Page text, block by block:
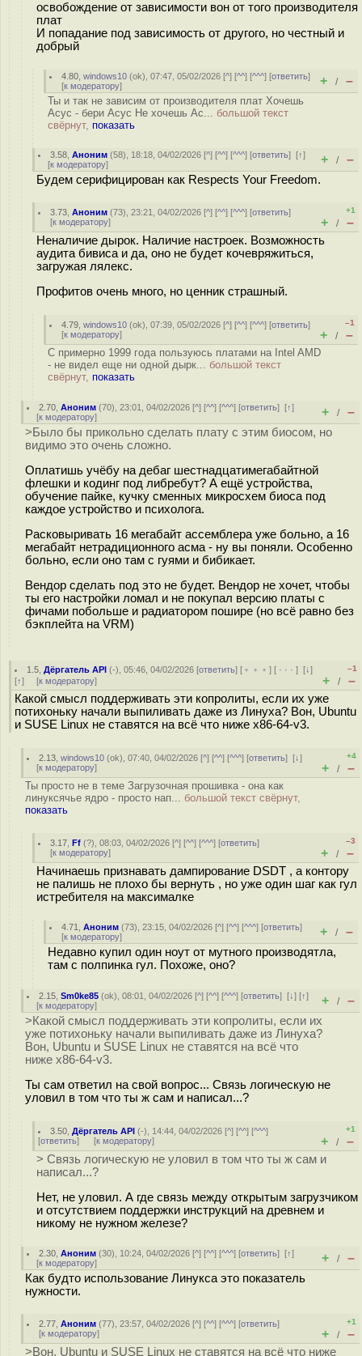
освобождение от зависимости вон от того производителя
плат
И попадание под зависимость от другого, но честный и
добрый
4.80 ,windows10 (ok), 07:47, 05/02/2026 [^] [^^] [^^^] [ответить]
[к модератору] + / –
Ты и так не зависим от производителя плат Хочешь
Асус - бери Асус Не хочешь Ас... большой текст
свёрнут, показать
3.58 ,Аноним (58), 18:18, 04/02/2026 [^] [^^] [^^^] [ответить][↑]
[к модератору] + / –
Будем серифицирован как Respects Your Freedom.
3.73 ,Аноним (73), 23:21, 04/02/2026 [^] [^^] [^^^] [ответить]
[к модератору]
+1
+ / –
Неналичие дырок. Наличие настроек. Возможность
аудита бивиса и да, оно не будет кочевряжиться,
загружая лялекс.
Профитов очень много, но ценник страшный.
4.79 ,windows10 (ok), 07:39, 05/02/2026 [^] [^^] [^^^] [ответить]
[к модератору]
–1
+ / –
С примерно 1999 года пользуюсь платами на Intel AMD
- не видел еще ни одной дырк... большой текст
свёрнут, показать
2.70 ,Аноним (70), 23:01, 04/02/2026 [^] [^^] [^^^] [ответить][↑]
[к модератору] + / –
>Было бы прикольно сделать плату c этим биосом, но
видимо это очень сложно.
Оплатишь учёбу на дебаг шестнадцатимегабайтной
флешки и кодинг под либребут? А ещё устройства,
обучение пайке, кучку сменных микросхем биоса под
каждое устройство и психолога.
Расковыривать 16 мегабайт ассемблера уже больно, а 16
мегабайт нетрадиционного асма - ну вы поняли. Особенно
больно, если оно там с гуями и бибикает.
Вендор сделать под это не будет. Вендор не хочет, чтобы
ты его настройки ломал и не покупал версию платы с
фичами побольше и радиатором пошире (но всё равно без
бэкплейта на VRM)
1.5 ,Дёргатель API (-), 05:46, 04/02/2026 [ответить] [ ﹢﹢﹢] [ · · ·][↓]
[↑] [к модератору]
–1
+ / –
Какой смысл поддерживать эти копролиты, если их уже
потихоньку начали выпиливать даже из Линуха? Вон, Ubuntu
и SUSE Linux не ставятся на всё что ниже x86-64-v3.
2.13 ,windows10 (ok), 07:40, 04/02/2026 [^] [^^] [^^^] [ответить][↓]
[к модератору]
+4
+ / –
Ты просто не в теме Загрузочная прошивка - она как
линуксячье ядро - просто нап... большой текст свёрнут,
показать
3.17 ,Ff (?), 08:03, 04/02/2026 [^] [^^] [^^^] [ответить]
[к модератору]
–3
+ / –
Начинаешь признавать дампирование DSDT , а контору
не палишь не плохо бы вернуть , но уже один шаг как гул
истребителя на максималке
4.71 ,Аноним (73), 23:15, 04/02/2026 [^] [^^] [^^^] [ответить]
[к модератору] + / –
Недавно купил один ноут от мутного производятла,
там с полпинка гул. Похоже, оно?
2.15 ,Sm0ke85 (ok), 08:01, 04/02/2026 [^] [^^] [^^^] [ответить][↓] [↑]
[к модератору] + / –
>Какой смысл поддерживать эти копролиты, если их
уже потихоньку начали выпиливать даже из Линуха?
Вон, Ubuntu и SUSE Linux не ставятся на всё что
ниже x86-64-v3.
Ты сам ответил на свой вопрос... Связь логическую не
уловил в том что ты ж сам и написал...?
3.50 ,Дёргатель API (-), 14:44, 04/02/2026 [^] [^^] [^^^]
[ответить] [к модератору]
+1
+ / –
> Связь логическую не уловил в том что ты ж сам и
написал...?
Нет, не уловил. А где связь между открытым загрузчиком
и отсутствием поддержки инструкций на древнем и
никому не нужном железе?
2.30 ,Аноним (30), 10:24, 04/02/2026 [^] [^^] [^^^] [ответить][↑]
[к модератору] + / –
Как будто использование Линукса это показатель
нужности.
2.77 ,Аноним (77), 23:57, 04/02/2026 [^] [^^] [^^^] [ответить]
[к модератору]
+1
+ / –
>Вон, Ubuntu и SUSE Linux не ставятся на всё что ниже